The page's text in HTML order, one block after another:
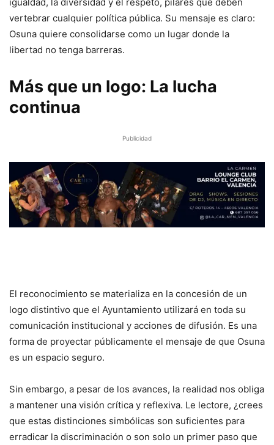
igualdad, la diversidad y el respeto, pilares que deben
vertebrar cualquier política pública. Su mensaje es claro:
Osuna quiere consolidarse como un lugar donde la
libertad no tenga barreras.
Más que un logo: La lucha
continua
Publicidad
El reconocimiento se materializa en la concesión de un
logo distintivo que el Ayuntamiento utilizará en toda su
comunicación institucional y acciones de difusión. Es una
forma de proyectar públicamente el mensaje de que Osuna
es un espacio seguro.
Sin embargo, a pesar de los avances, la realidad nos obliga
a mantener una visión crítica y reflexiva. Le lectore, ¿crees
que estas distinciones simbólicas son suficientes para
erradicar la discriminación o son solo un primer paso que